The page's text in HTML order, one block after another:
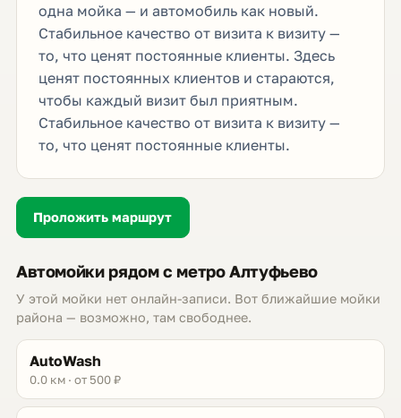
одна мойка — и автомобиль как новый.
Стабильное качество от визита к визиту —
то, что ценят постоянные клиенты. Здесь
ценят постоянных клиентов и стараются,
чтобы каждый визит был приятным.
Стабильное качество от визита к визиту —
то, что ценят постоянные клиенты.
Проложить маршрут
Автомойки рядом с метро Алтуфьево
У этой мойки нет онлайн-записи. Вот ближайшие мойки
района — возможно, там свободнее.
AutoWash
0.0 км · от 500 ₽